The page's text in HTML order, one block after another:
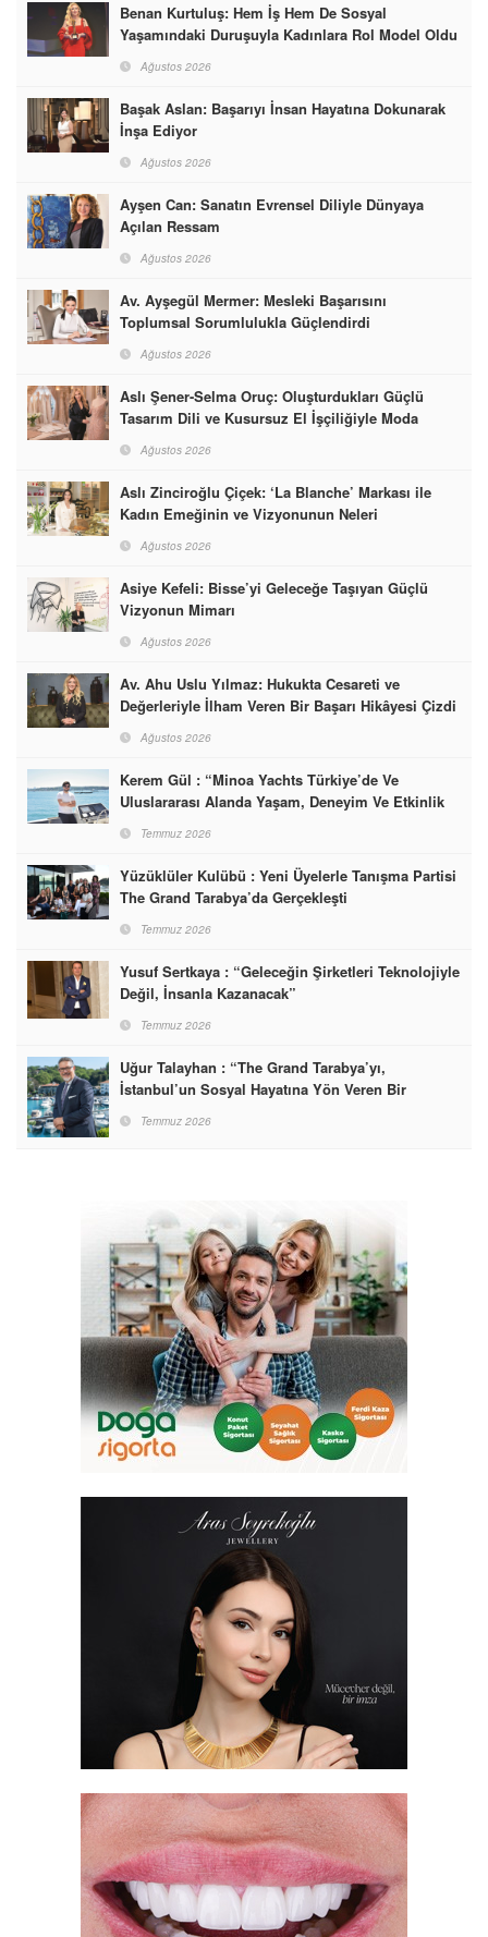
Benan Kurtuluş: Hem İş Hem De Sosyal
Yaşamındaki Duruşuyla Kadınlara Rol Model Oldu
Ağustos 2026
Başak Aslan: Başarıyı İnsan Hayatına Dokunarak
İnşa Ediyor
Ağustos 2026
Ayşen Can: Sanatın Evrensel Diliyle Dünyaya
Açılan Ressam
Ağustos 2026
Av. Ayşegül Mermer: Mesleki Başarısını
Toplumsal Sorumlulukla Güçlendirdi
Ağustos 2026
Aslı Şener-Selma Oruç: Oluşturdukları Güçlü
Tasarım Dili ve Kusursuz El İşçiliğiyle Moda
Dünyasına İmzalarını Attılar
Ağustos 2026
Aslı Zinciroğlu Çiçek: ‘La Blanche’ Markası ile
Kadın Emeğinin ve Vizyonunun Neleri
Başarabileceğinin En Güzel Örneğini Sunuyor
Ağustos 2026
Asiye Kefeli: Bisse’yi Geleceğe Taşıyan Güçlü
Vizyonun Mimarı
Ağustos 2026
Av. Ahu Uslu Yılmaz: Hukukta Cesareti ve
Değerleriyle İlham Veren Bir Başarı Hikâyesi Çizdi
Ağustos 2026
Kerem Gül : “Minoa Yachts Türkiye’de Ve
Uluslararası Alanda Yaşam, Deneyim Ve Etkinlik
Markası Olacak”
Temmuz 2026
Yüzüklüler Kulübü : Yeni Üyelerle Tanışma Partisi
The Grand Tarabya’da Gerçekleşti
Temmuz 2026
Yusuf Sertkaya : “Geleceğin Şirketleri Teknolojiyle
Değil, İnsanla Kazanacak”
Temmuz 2026
Uğur Talayhan : “The Grand Tarabya’yı,
İstanbul’un Sosyal Hayatına Yön Veren Bir
Destinasyon Haline Getirmeyi Hedefliyorum”
Temmuz 2026